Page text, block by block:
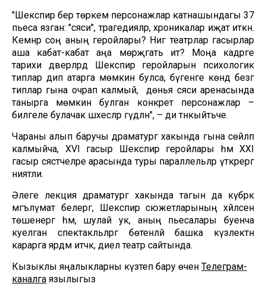
"Шекспир бер төркем персонажлар катнашындагы 37
пьеса язган: "сәяси", трагедияләр, хроникалар иҗат иткән.
Кемнәр соң аның геройлары? Нигә театрлар гасырлар
аша кабат-кабат аңа мөрәҗәгать итә? Моңа кадәрге
тарихи дәверләрдә Шекспир геройларын психологик
типлар дип атарга мөмкин булса, бүгенге көндә безгә
типлар гына очрап калмый, ә дөнья сәяси аренасында
танырга мөмкин булган конкрет персонажлар –
билгеле булачак шәхесләр гәүдәләнә", – ди тәнкыйтьче.
Чараны алып баручы драматург хакында гына сөйләп
калмыйча, XVI гасыр Шекспир геройлары һәм XXI
гасыр сәясәтчеләре арасында туры параллельләр үткәрергә
ниятли.
Әлеге лекция драматург хакында тагын да күбрәк
мәгълүмат белергә, Шекспир сюжетларының хәйләсенә
төшенергә һәм, шулай ук, аның пьесалары буенча
куелган спектакльләргә бөтенләй башка күзлектән
карарга ярдәм итәчәк, диелә театр сайтында.
Кызыклы яңалыкларны күзәтеп бару өчен Телеграм-
каналга язылыгыз